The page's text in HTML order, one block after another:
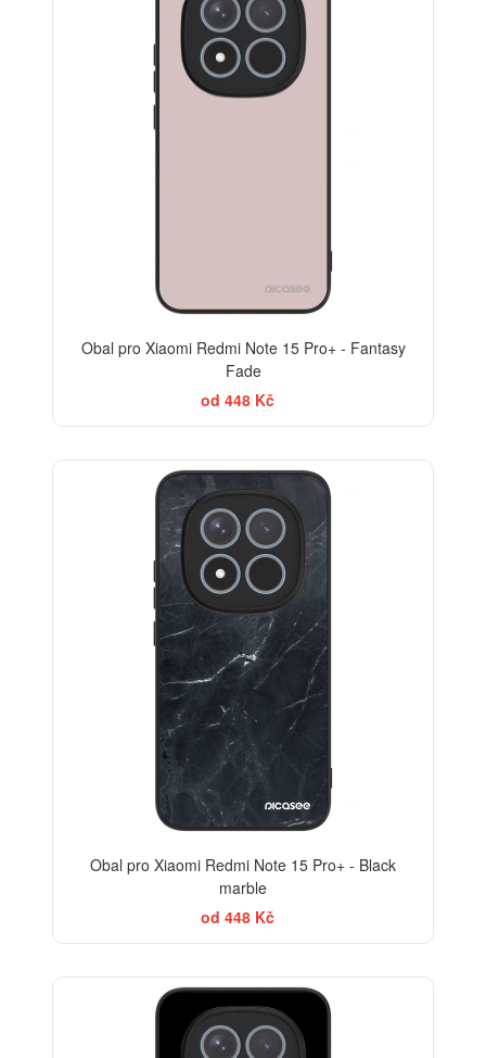
Obal pro Xiaomi Redmi Note 15 Pro+ - Fantasy
Fade
od 448 Kč
Obal pro Xiaomi Redmi Note 15 Pro+ - Black
marble
od 448 Kč